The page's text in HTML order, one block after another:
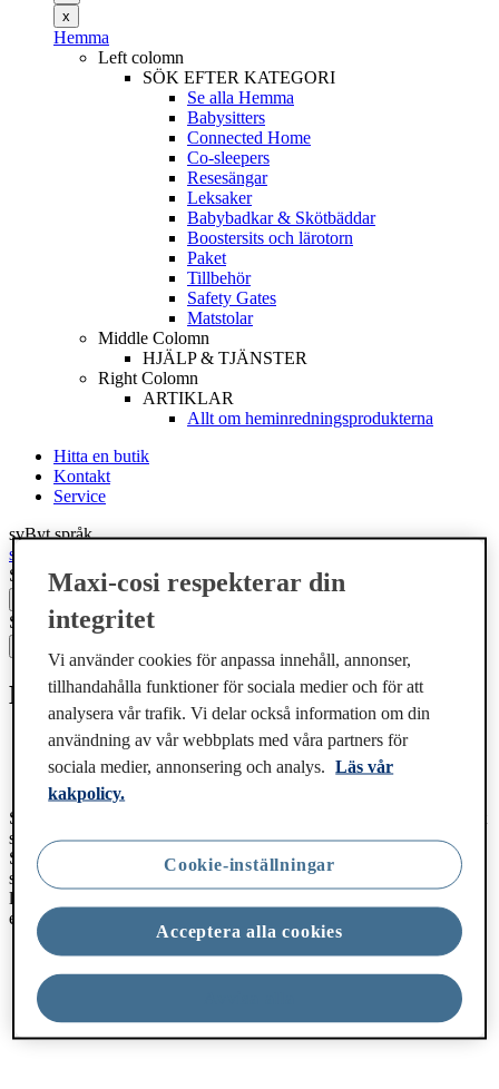
x
Hemma
Left colomn
SÖK EFTER KATEGORI
Se alla Hemma
Babysitters
Connected Home
Co-sleepers
Resesängar
Leksaker
Babybadkar & Skötbäddar
Boostersits och lärotorn
Paket
Tillbehör
Safety Gates
Matstolar
Middle Colomn
HJÄLP & TJÄNSTER
Right Colomn
ARTIKLAR
Allt om heminredningsprodukterna
Hitta en butik
Kontakt
Service
svByt språk
sv
Sök
Sök
Köra bil under graviditeten
Som gravid vill du försäkra dig om att ditt ofödda barn är så skyddat
som möjligt i bilen och därför ska du alltid ha på dig säkerhetsbälte.
Säkerhetsbälten har visat sig kunna rädda liv och minska
skaderisken avsevärt. Även om du bara kör en kortare sträcka och i
låg hastighet kommer du att utsätta dig själv och ditt ofödda barn för
en enorm risk om du inte bär säkerhetsbälte.
Maxi-cosi respekterar din
integritet
Vi använder cookies för anpassa innehåll, annonser,
tillhandahålla funktioner för sociala medier och för att
analysera vår trafik. Vi delar också information om din
användning av vår webbplats med våra partners för
sociala medier, annonsering och analys.
Läs vår
kakpolicy.
Acceptera alla cookies
Cookie-inställningar